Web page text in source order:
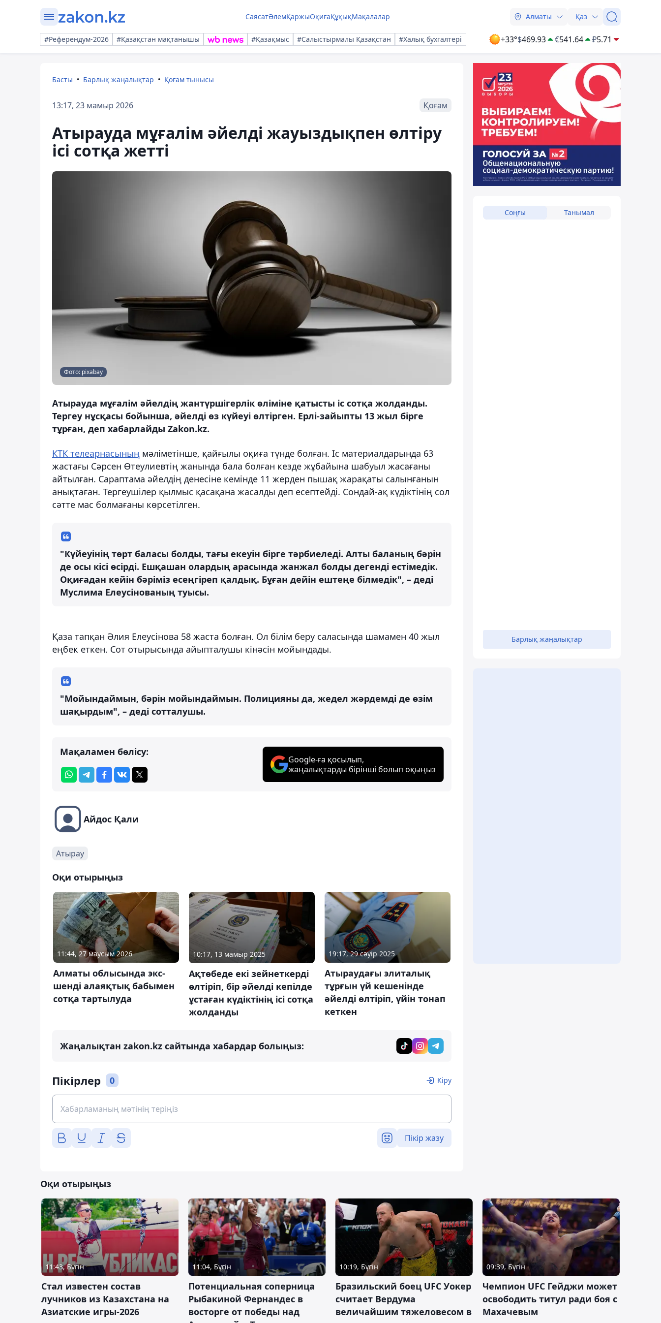
СаясатӘлемҚаржыОқиғаҚұқықМақалалар Алматы Қаз
#Референдум-2026 #Қазақстан мақтанышы #Қазақмыс #Салыстырмалы Қазақстан #Халық бухгалтері +33°$469.93 €541.64 ₽5.71
Басты Барлық жаңалықтар Қоғам тынысы
13:17, 23 мамыр 2026 Қоғам
Атырауда мұғалім әйелді жауыздықпен өлтіру
ісі сотқа жетті
Фото: pixabay
Атырауда мұғалім әйелдің жантүршігерлік өліміне қатысты іс сотқа жолданды.
Тергеу нұсқасы бойынша, әйелді өз күйеуі өлтірген. Ерлі-зайыпты 13 жыл бірге
тұрған, деп хабарлайды Zakon.kz.
КТК телеарнасының мәліметінше, қайғылы оқиға түнде болған. Іс материалдарында 63
жастағы Сәрсен Өтеулиевтің жанында бала болған кезде жұбайына шабуыл жасағаны
айтылған. Сараптама әйелдің денесіне кемінде 11 жерден пышақ жарақаты салынғанын
анықтаған. Тергеушілер қылмыс қасақана жасалды деп есептейді. Сондай-ақ күдіктінің сол
сәтте мас болмағаны көрсетілген.
"Күйеуінің төрт баласы болды, тағы екеуін бірге тәрбиеледі. Алты баланың бәрін
де осы кісі өсірді. Ешқашан олардың арасында жанжал болды дегенді естімедік.
Оқиғадан кейін бәріміз есеңгіреп қалдық. Бұған дейін ештеңе білмедік", – деді
Муслима Елеусінованың туысы.
Қаза тапқан Әлия Елеусінова 58 жаста болған. Ол білім беру саласында шамамен 40 жыл
еңбек еткен. Сот отырысында айыпталушы кінәсін мойындады.
"Мойындаймын, бәрін мойындаймын. Полицияны да, жедел жәрдемді де өзім
шақырдым", – деді сотталушы.
Мақаламен бөлісу:
Google-ға қосылып,
жаңалықтарды бірінші болып оқыңыз
Айдос Қали
Атырау
Оқи отырыңыз
11:44, 27 маусым 2026
Алматы облысында экс-
шенді алаяқтық бабымен
сотқа тартылуда
10:17, 13 мамыр 2025
Ақтөбеде екі зейнеткерді
өлтіріп, бір әйелді кепілде
ұстаған күдіктінің ісі сотқа
жолданды
19:17, 29 сәуір 2025
Атыраудағы элиталық
тұрғын үй кешенінде
әйелді өлтіріп, үйін тонап
кеткен
Жаңалықтан zakon.kz сайтында хабардар болыңыз:
Пікірлер 0 Кіру
Пікір жазу
Соңғы Танымал
Барлық жаңалықтар
Оқи отырыңыз
11:43, Бүгін
Стал известен состав
лучников из Казахстана на
Азиатские игры-2026
11:04, Бүгін
Потенциальная соперница
Рыбакиной Фернандес в
восторге от победы над
10:19, Бүгін
Бразильский боец UFC Уокер
считает Вердума
величайшим тяжеловесом в
09:39, Бүгін
Чемпион UFC Гейджи может
освободить титул ради боя с
Махачевым